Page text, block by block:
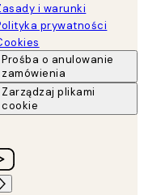
i warunki
prywatności
Prośba o anulowanie
zamówienia
Zarządzaj plikami
cookie